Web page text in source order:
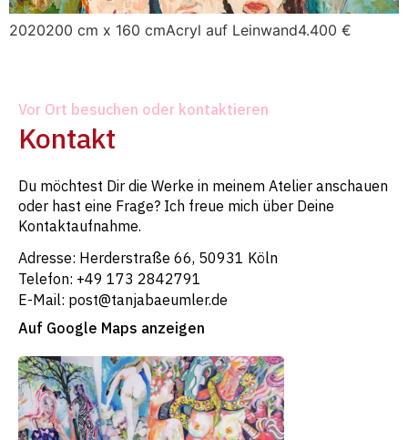
2020200 cm x 160 cmAcryl auf Leinwand4.400 €
Vor Ort besuchen oder kontaktieren
Kontakt
Du möchtest Dir die Werke in meinem Atelier anschauen
oder hast eine Frage? Ich freue mich über Deine
Kontaktaufnahme.
Adresse: Herderstraße 66, 50931 Köln
Telefon: +49 173 2842791
E-Mail: post@tanjabaeumler.de
Auf Google Maps anzeigen